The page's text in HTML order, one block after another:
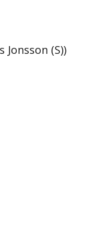
(S))